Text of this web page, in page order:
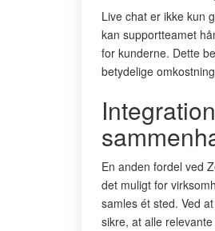
Live chat er ikke kun
kan supportteamet
for kunderne. Dette
betydelige
En anden fordel ved
det muligt for
samles ét sted. Ved
sikre, at alle